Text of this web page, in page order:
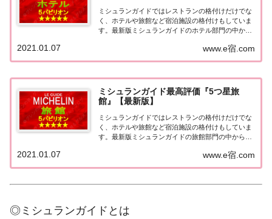
ミシュランガイドではレストランの格付けだけでな
く、ホテルや旅館など宿泊施設の格付けもしていま
す。最新版ミシュランガイドのホテル部門の中から
をまとめてみました♪ いずれのホテルも人気ランキ
ングなどで常に上位を賑わす有名ホテル。各ホテル
www.e宿.com
2021.01.07
ミシュランガイド最高評価『5つ星旅
館』【最新版】
ミシュランガイドではレストランの格付けだけでな
く、ホテルや旅館など宿泊施設の格付けもしていま
す。最新版ミシュランガイドの旅館部門の中から最
とめてみました♪ いずれも人気ランキングなどで常
に上位を賑わす有名旅館。各旅館の情報と口コミ評
www.e宿.com
2021.01.07
◎ミシュランガイドとは